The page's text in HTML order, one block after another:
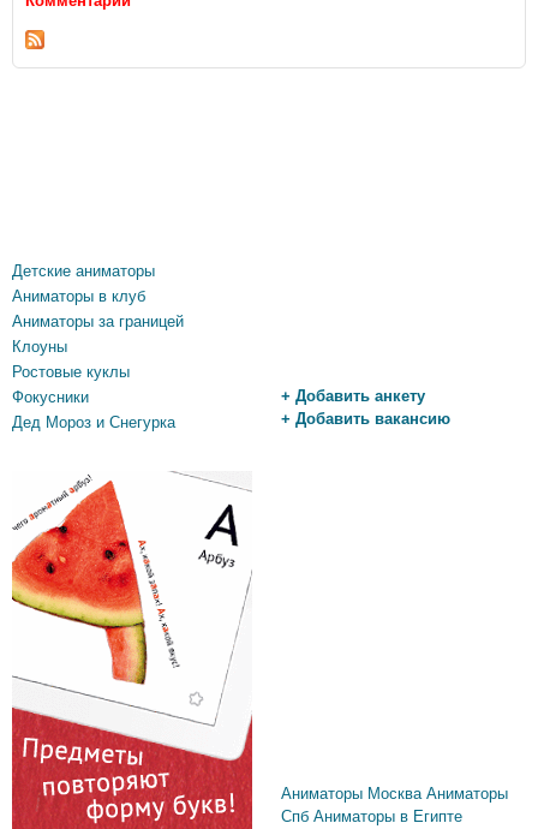
Детские аниматоры
Аниматоры в клуб
Аниматоры за границей
Клоуны
Ростовые куклы
Фокусники
Дед Мороз и Снегурка
+ Добавить анкету
+ Добавить вакансию
Аниматоры Москва Аниматоры
Спб Аниматоры в Египте